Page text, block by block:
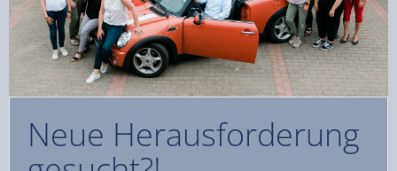
Neue Herausforderung